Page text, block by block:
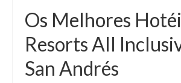
Os Melhores
Resorts All
San Andrés